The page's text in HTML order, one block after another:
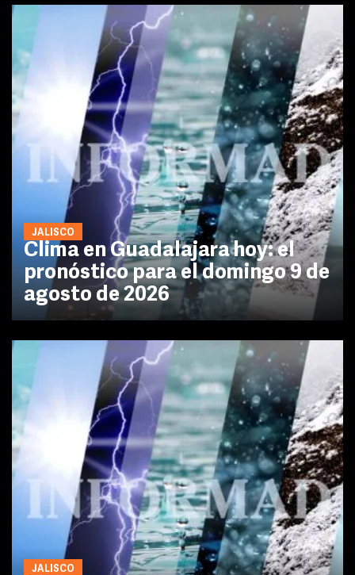
JALISCO
Clima en Guadalajara hoy: el
pronóstico para el domingo 9 de
agosto de 2026
JALISCO